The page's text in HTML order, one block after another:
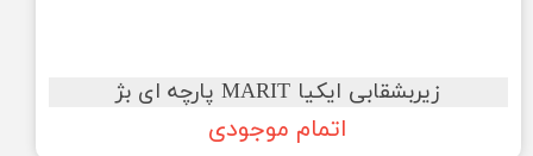
زیربشقابی ایکیا MARIT پارچه ای بژ
اتمام موجودی